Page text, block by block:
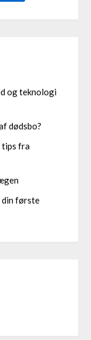
og teknologi
dødsbo?
tips fra
din første